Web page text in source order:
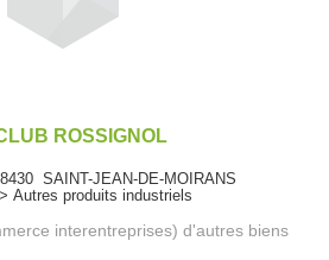
ROSSIGNOL
SAINT-JEAN-DE-MOIRANS
Autres produits industriels
interentreprises) d'autres biens